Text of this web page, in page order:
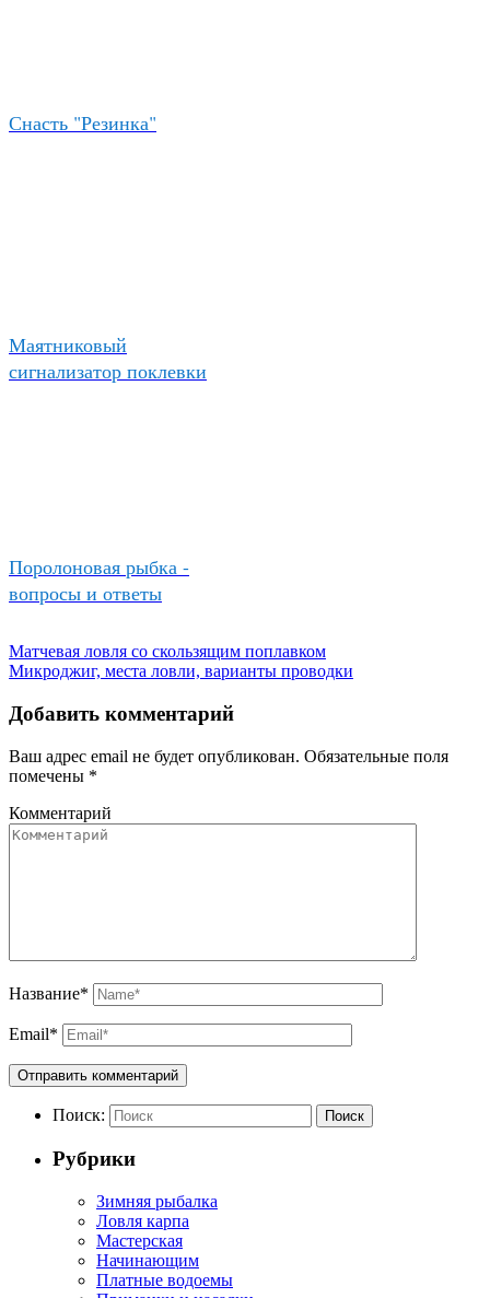
Снасть "Резинка"
Маятниковый
сигнализатор поклевки
Поролоновая рыбка -
вопросы и ответы
Матчевая ловля со скользящим поплавком
Микроджиг, места ловли, варианты проводки
Добавить комментарий
Ваш адрес email не будет опубликован. Обязательные поля
помечены *
Комментарий
Название*
Email*
Поиск: Поиск
Рубрики
Зимняя рыбалка
Ловля карпа
Мастерская
Начинающим
Платные водоемы